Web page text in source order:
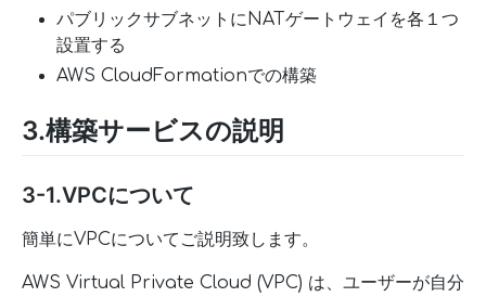
パブリックサブネットにNATゲートウェイを各１つ
設置する
AWS CloudFormationでの構築
3.構築サービスの説明
3-1.VPCについて
簡単にVPCについてご説明致します。
AWS Virtual Private Cloud (VPC) は、ユーザーが自分